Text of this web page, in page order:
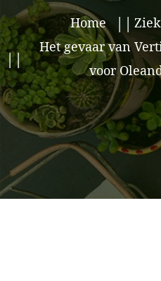
Home
Het gevaar van
voor